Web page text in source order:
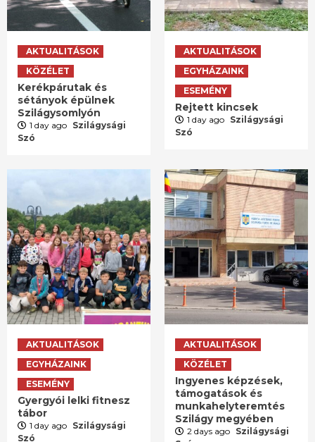
AKTUALITÁSOK
KÖZÉLET
Kerékpárutak és
sétányok épülnek
Szilágysomlyón
1 day ago Szilágysági
Szó
AKTUALITÁSOK
EGYHÁZAINK
ESEMÉNY
Rejtett kincsek
1 day ago Szilágysági
Szó
AKTUALITÁSOK
EGYHÁZAINK
ESEMÉNY
Gyergyói lelki fitnesz
tábor
1 day ago Szilágysági
Szó
AKTUALITÁSOK
KÖZÉLET
Ingyenes képzések,
támogatások és
munkahelyteremtés
Szilágy megyében
2 days ago Szilágysági